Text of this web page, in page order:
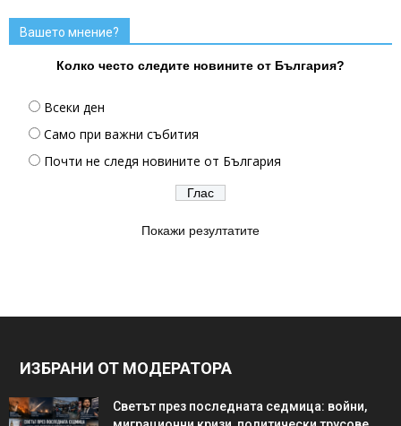
Вашето мнение?
Колко често следите новините от България?
Всеки ден
Само при важни събития
Почти не следя новините от България
Покажи резултатите
ИЗБРАНИ ОТ МОДЕРАТОРА
Светът през последната седмица: войни,